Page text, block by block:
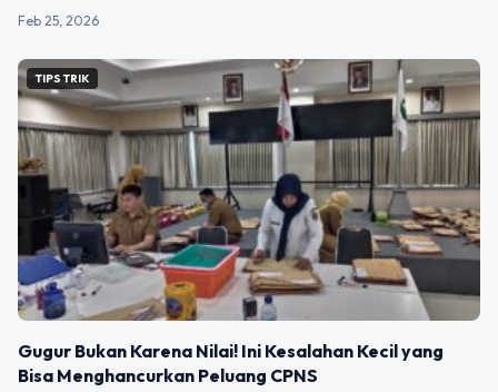
Feb 25, 2026
TIPS TRIK
Gugur Bukan Karena Nilai! Ini Kesalahan Kecil yang
Bisa Menghancurkan Peluang CPNS